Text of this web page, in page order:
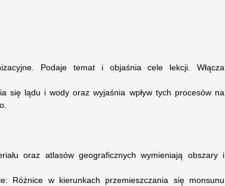
Podaje temat i objaśnia cele lekcji. Włącza
się lądu i wody oraz wyjaśnia wpływ tych procesów na
oraz atlasów geograficznych wymieniają obszary i
Różnice w kierunkach przemieszczania się monsunu